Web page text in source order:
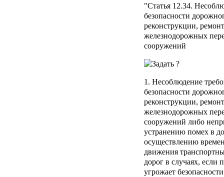
"Статья 12.34.
безопасности
реконструкции,
железнодорожных
сооружений
1. Несоблюдение
безопасности
реконструкции,
железнодорожных
сооружений либо
устранению помех в
осуществлению
движения
дорог в случаях, если
угрожает